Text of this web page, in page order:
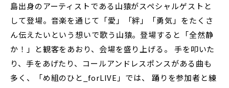
島出身のアーティストである山猿がスペシャルゲストと
して登場。音楽を通じて「愛」「絆」「勇気」をたくさ
ん伝えたいという想いで歌う山猿。登場すると「全然静
か！」と観客をあおり、会場を盛り上げる。 手を叩いた
り、手をあげたり、コールアンドレスポンスがある曲も
多く、「め組のひと_forLIVE」では、 踊りを参加者と練